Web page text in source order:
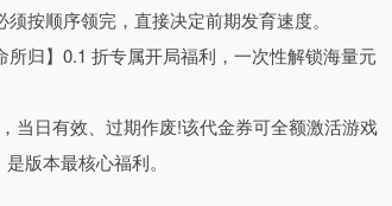
充值】
超低折扣，无门槛、无套路，从创角起所有道
按顺序领完，直接决定前期发育速度。
归】0.1 折专属开局福利，一次性解锁海量元
当日有效、过期作废!该代金券可全额激活游戏
版本最核心福利。